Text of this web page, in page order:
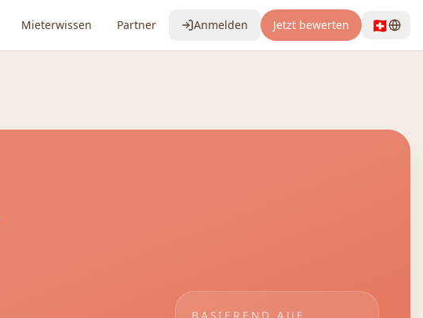
Mieterwissen Partner Anmelden Jetzt bewerten 🇨🇭